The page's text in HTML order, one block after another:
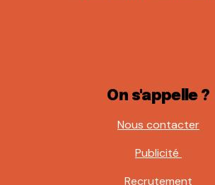
On s'appelle ?
Nous contacter
Publicité
Recrutement